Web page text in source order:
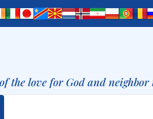
the love for God and